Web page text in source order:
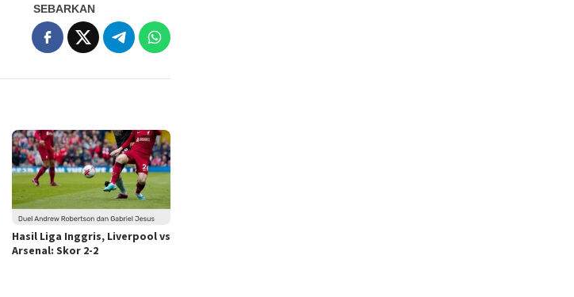
SEBARKAN
Hasil Liga Inggris, Liverpool vs
Arsenal: Skor 2-2